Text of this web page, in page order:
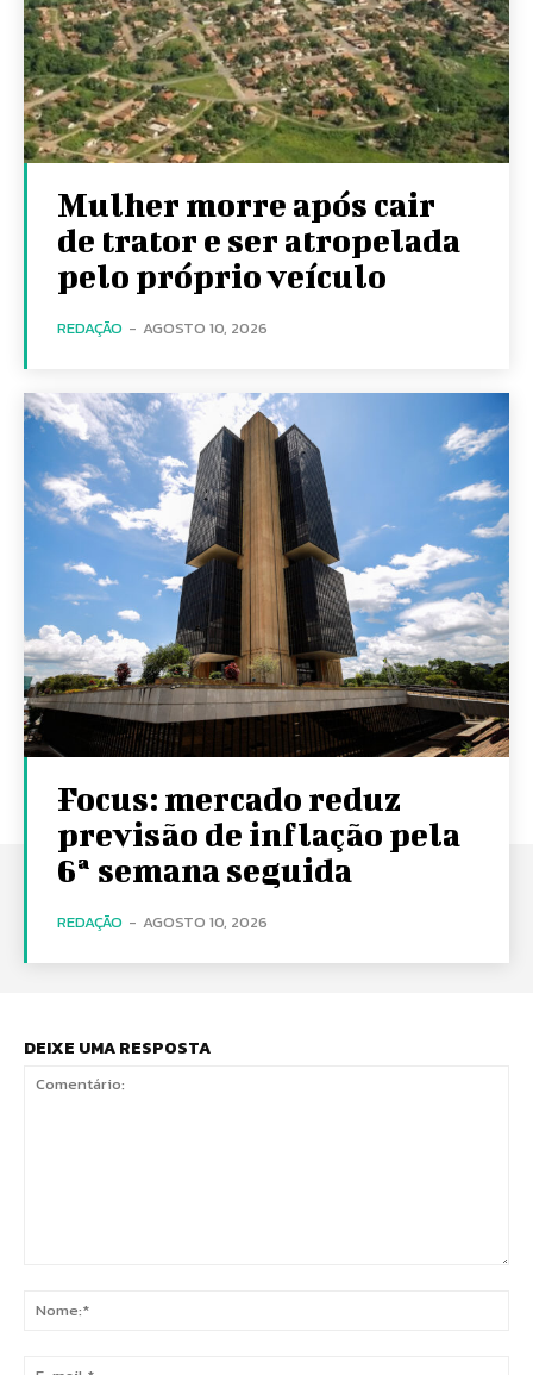
Mulher morre após cair
de trator e ser atropelada
pelo próprio veículo
REDAÇÃO - AGOSTO 10, 2026
Focus: mercado reduz
previsão de inflação pela
6ª semana seguida
REDAÇÃO - AGOSTO 10, 2026
DEIXE UMA RESPOSTA